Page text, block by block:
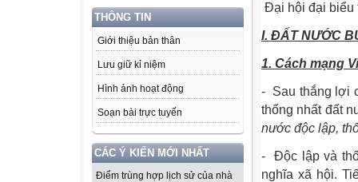
THÔNG TIN
Giới thiệu bản thân
Lưu giữ kỉ niệm
Hình ảnh hoạt động
Soạn bài trực tuyến
CÁC Ý KIẾN MỚI NHẤT
Điểm trùng hợp lịch sử của nhà
Đại hội đại biểu
I. ĐẤT NƯỚC
1. Cách mạng
- Sau thắng lợi
thống nhất đất
nước độc lập,
-
Độc lập và
nghĩa xã hội.